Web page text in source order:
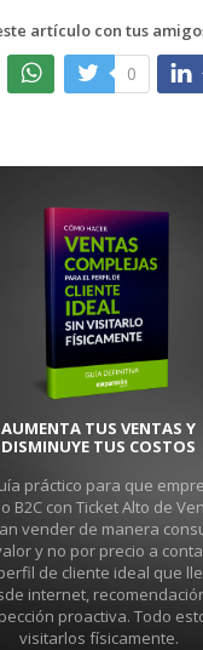
artículo con tus
0
AUMENTA TUS VENTAS Y
DISMINUYE TUS COSTOS
práctico para que
o B2C con Ticket Alto de
vender de manera
y no por precio a
de cliente ideal que
internet,
proactiva. Todo
visitarlos físicamente.